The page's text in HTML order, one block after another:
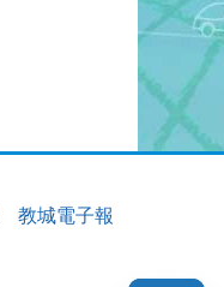
教城電子報